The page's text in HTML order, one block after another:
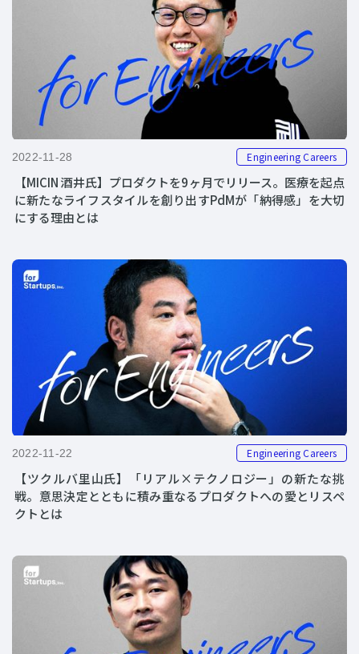
2022-11-28 Engineering Careers
【MICIN 酒井氏】プロダクトを9ヶ月でリリース。医療を起点
に新たなライフスタイルを創り出すPdMが「納得感」を大切
にする理由とは
2022-11-22 Engineering Careers
【ツクルバ里山氏】「リアル×テクノロジー」の新たな挑
戦。意思決定とともに積み重なるプロダクトへの愛とリスペ
クトとは